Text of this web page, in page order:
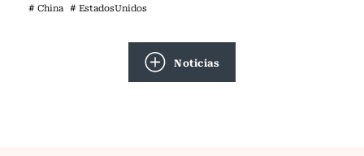
# China # EstadosUnidos
Noticias